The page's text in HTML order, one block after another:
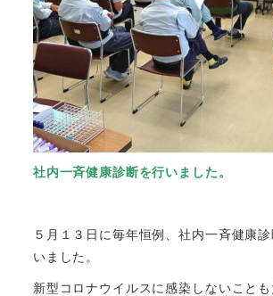
社内一斉健康診断を行いました。
５月１３日に毎年恒例、社内一斉健康
いました。
新型コロナウイルスに感染しないことも